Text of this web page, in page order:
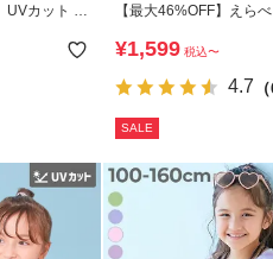
UVカット ス
【最大46%OFF】えら
¥1,599 税込〜
4.7
SALE